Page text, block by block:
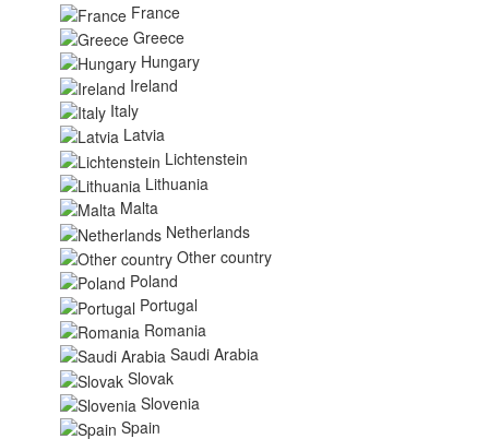
France
Greece
Hungary
Ireland
Italy
Latvia
Lichtenstein
Lithuania
Malta
Netherlands
Other country
Poland
Portugal
Romania
Saudi Arabia
Slovak
Slovenia
Spain